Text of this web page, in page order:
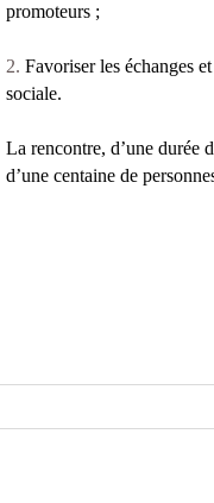
promoteurs ;
Favoriser les échanges
sociale.
La rencontre, d’une durée
d’une centaine de